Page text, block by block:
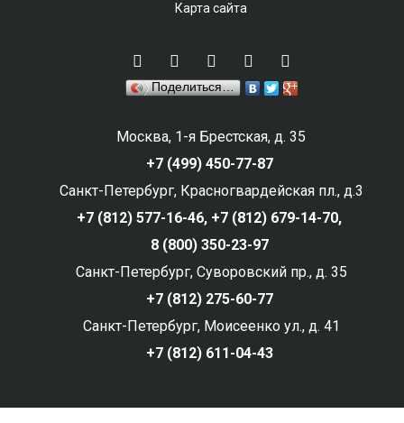
Карта сайта
Поделиться…
Москва, 1-я Брестская, д. 35
+7 (499) 450-77-87
Санкт-Петербург, Красногвардейская пл., д.3
+7 (812) 577-16-46, +7 (812) 679-14-70,
8 (800) 350-23-97
Санкт-Петербург, Суворовский пр., д. 35
+7 (812) 275-60-77
Санкт-Петербург, Моисеенко ул., д. 41
+7 (812) 611-04-43